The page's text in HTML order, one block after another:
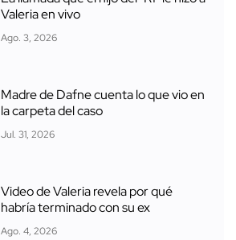
Valeria en vivo
Ago. 3, 2026
Madre de Dafne cuenta lo que vio en
la carpeta del caso
Jul. 31, 2026
Video de Valeria revela por qué
habría terminado con su ex
Ago. 4, 2026